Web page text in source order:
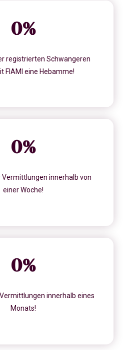
0%
registrierten Schwangeren
FIAMI eine Hebamme!
0%
Vermittlungen innerhalb von
einer Woche!
0%
innerhalb eines
Monats!